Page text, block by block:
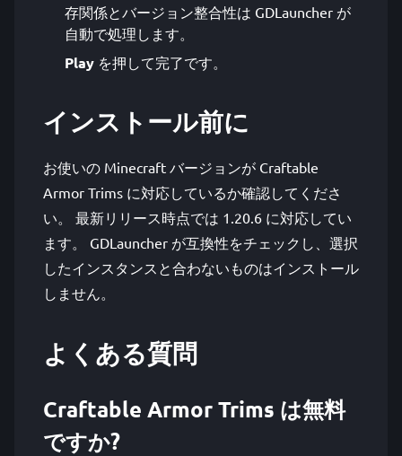
存関係とバージョン整合性は GDLauncher が
自動で処理します。
Play を押して完了です。
インストール前に
お使いの Minecraft バージョンが Craftable
Armor Trims に対応しているか確認してくださ
い。 最新リリース時点では 1.20.6 に対応してい
ます。 GDLauncher が互換性をチェックし、選択
したインスタンスと合わないものはインストール
しません。
よくある質問
Craftable Armor Trims は無料
ですか?